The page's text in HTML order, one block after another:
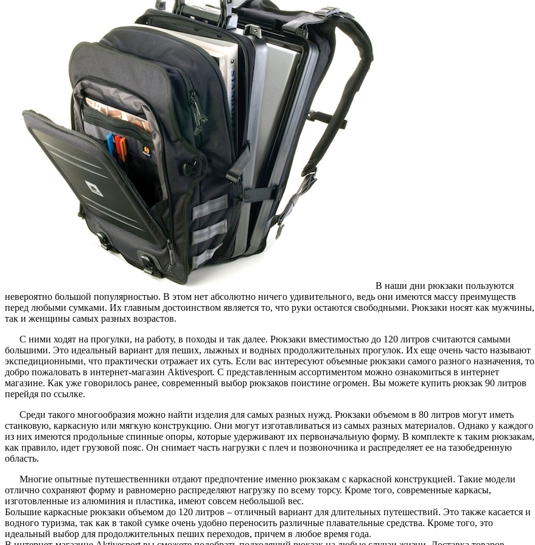
В наши дни рюкзаки пользуются
невероятно большой популярностью. В этом нет абсолютно ничего удивительного, ведь они имеются массу преимуществ
перед любыми сумками. Их главным достоинством является то, что руки остаются свободными. Рюкзаки носят как мужчины,
так и женщины самых разных возрастов.
С ними ходят на прогулки, на работу, в походы и так далее. Рюкзаки вместимостью до 120 литров считаются самыми
большими. Это идеальный вариант для пеших, лыжных и водных продолжительных прогулок. Их еще очень часто называют
экспедиционными, что практически отражает их суть. Если вас интересуют объемные рюкзаки самого разного назначения, то
добро пожаловать в интернет-магазин Aktivesport. С представленным ассортиментом можно ознакомиться в интернет
магазине. Как уже говорилось ранее, современный выбор рюкзаков поистине огромен. Вы можете купить рюкзак 90 литров
перейдя по ссылке.
Среди такого многообразия можно найти изделия для самых разных нужд. Рюкзаки объемом в 80 литров могут иметь
станковую, каркасную или мягкую конструкцию. Они могут изготавливаться из самых разных материалов. Однако у каждого
из них имеются продольные спинные опоры, которые удерживают их первоначальную форму. В комплекте к таким рюкзакам,
как правило, идет грузовой пояс. Он снимает часть нагрузки с плеч и позвоночника и распределяет ее на тазобедренную
область.
Многие опытные путешественники отдают предпочтение именно рюкзакам с каркасной конструкцией. Такие модели
отлично сохраняют форму и равномерно распределяют нагрузку по всему торсу. Кроме того, современные каркасы,
изготовленные из алюминия и пластика, имеют совсем небольшой вес.
Большие каркасные рюкзаки объемом до 120 литров – отличный вариант для длительных путешествий. Это также касается и
водного туризма, так как в такой сумке очень удобно переносить различные плавательные средства. Кроме того, это
идеальный выбор для продолжительных пеших переходов, причем в любое время года.